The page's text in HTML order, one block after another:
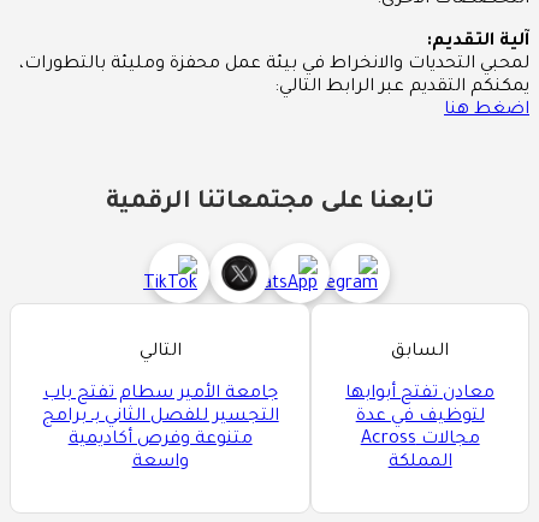
آلية التقديم:
لمحبي التحديات والانخراط في بيئة عمل محفزة ومليئة بالتطورات،
يمكنكم التقديم عبر الرابط التالي:
اضغط هنا
تابعنا على مجتمعاتنا الرقمية
السابق
معادن تفتح أبوابها
لتوظيف في عدة
مجالات Across
المملكة
التالي
جامعة الأمير سطام تفتح باب
التجسير للفصل الثاني بـ برامج
متنوعة وفرص أكاديمية
واسعة